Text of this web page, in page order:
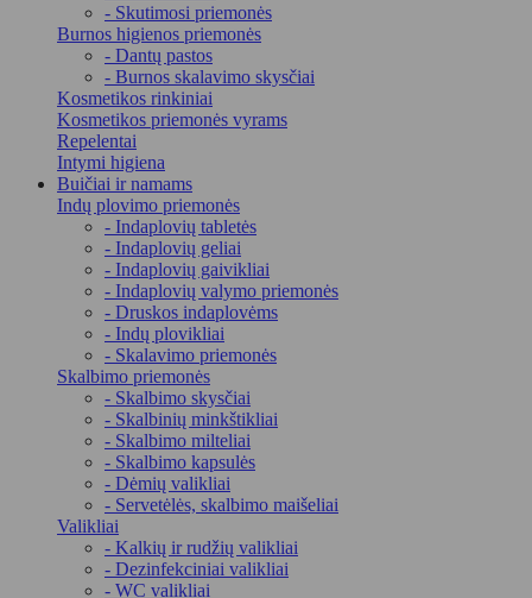
- Skutimosi priemonės
Burnos higienos priemonės
- Dantų pastos
- Burnos skalavimo skysčiai
Kosmetikos rinkiniai
Kosmetikos priemonės vyrams
Repelentai
Intymi higiena
Buičiai ir namams
Indų plovimo priemonės
- Indaplovių tabletės
- Indaplovių geliai
- Indaplovių gaivikliai
- Indaplovių valymo priemonės
- Druskos indaplovėms
- Indų plovikliai
- Skalavimo priemonės
Skalbimo priemonės
- Skalbimo skysčiai
- Skalbinių minkštikliai
- Skalbimo milteliai
- Skalbimo kapsulės
- Dėmių valikliai
- Servetėlės, skalbimo maišeliai
Valikliai
- Kalkių ir rudžių valikliai
- Dezinfekciniai valikliai
- WC valikliai